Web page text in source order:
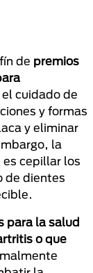
de premios
cuidado de
y formas
y eliminar
la
es cepillar los
de dientes
para la salud
o que